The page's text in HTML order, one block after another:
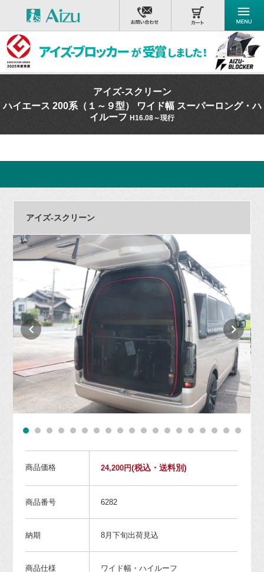
アイズ-スクリーン
ハイエース 200系（１～９型） ワイド幅 スーパーロング・ハ
イルーフ H16.08～現行
アイズ-スクリーン
商品価格 24,200円(税込・送料別)
商品番号 6282
納期 8月下旬出荷見込
商品仕様 ワイド幅・ハイルーフ